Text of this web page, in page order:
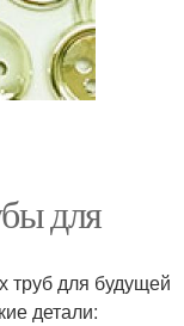
для
труб для будущей
детали: